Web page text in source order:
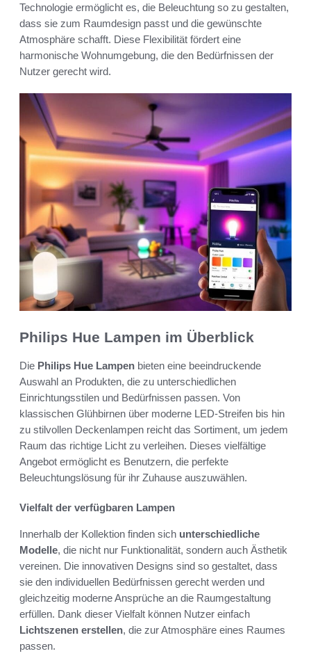
Technologie ermöglicht es, die Beleuchtung so zu gestalten,
dass sie zum Raumdesign passt und die gewünschte
Atmosphäre schafft. Diese Flexibilität fördert eine
harmonische Wohnumgebung, die den Bedürfnissen der
Nutzer gerecht wird.
Philips Hue Lampen im Überblick
Die Philips Hue Lampen bieten eine beeindruckende
Auswahl an Produkten, die zu unterschiedlichen
Einrichtungsstilen und Bedürfnissen passen. Von
klassischen Glühbirnen über moderne LED-Streifen bis hin
zu stilvollen Deckenlampen reicht das Sortiment, um jedem
Raum das richtige Licht zu verleihen. Dieses vielfältige
Angebot ermöglicht es Benutzern, die perfekte
Beleuchtungslösung für ihr Zuhause auszuwählen.
Vielfalt der verfügbaren Lampen
Innerhalb der Kollektion finden sich unterschiedliche
Modelle, die nicht nur Funktionalität, sondern auch Ästhetik
vereinen. Die innovativen Designs sind so gestaltet, dass
sie den individuellen Bedürfnissen gerecht werden und
gleichzeitig moderne Ansprüche an die Raumgestaltung
erfüllen. Dank dieser Vielfalt können Nutzer einfach
Lichtszenen erstellen, die zur Atmosphäre eines Raumes
passen.